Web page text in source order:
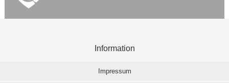
Information
Impressum